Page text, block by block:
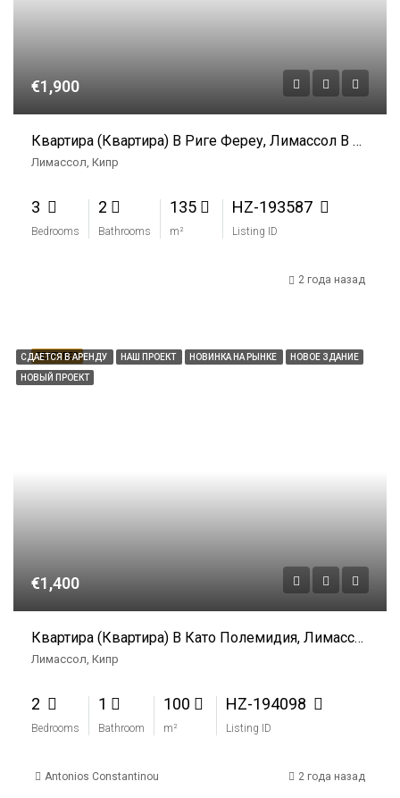
€1,900
Квартира (квартира) В Риге Фереу, Лимассол В Аренду
Лимассол, Кипр
3
Bedrooms
2
Bathrooms
135
m²
HZ-193587
Listing ID
2 года назад
FEATURED
СДАЕТСЯ В АРЕНДУ НАШ ПРОЕКТ НОВИНКА НА РЫНКЕ НОВОЕ ЗДАНИЕ
НОВЫЙ ПРОЕКТ
€1,400
Квартира (Квартира) В Като Полемидия, Лимассол В Аренду
Лимассол, Кипр
2
Bedrooms
1
Bathroom
100
m²
HZ-194098
Listing ID
Antonios Constantinou 2 года назад